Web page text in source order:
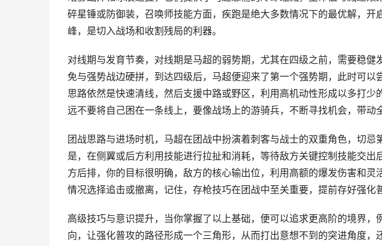
碎星锤或防御装，召唤师技能方面，疾跑是绝大多数情况下的最优解，开
峰，是切入战场和收割残局的利器。
对线期与发育节奏，对线期是马超的弱势期，尤其在四级之前，需要稳
免与强势战边硬拼，到达四级后，马超便迎来了第一个强势期，此时可
思路依然是快速清线，然后支援中路或野区，利用高机动性形成以多打
远不要将自己困在一条线上，要像战场上的游骑兵，不断寻找机会，带动
团战思路与进场时机，马超在团战中扮演着刺客与战士的双重角色，切忌
是，在侧翼或后方利用技能进行拉扯和消耗，等待敌方关键控制技能交
方后排，你的目标很明确，敌方的核心输出位，利用高额的爆发伤害和灵
情况选择追击或撤离，记住，存枪技巧在团战中至关重要，提前存好强化
高级技巧与意识提升，当你掌握了以上基础，便可以追求更高阶的境界，
向，让强化普攻的路径形成一个三角形，从而打出意想不到的突进角度